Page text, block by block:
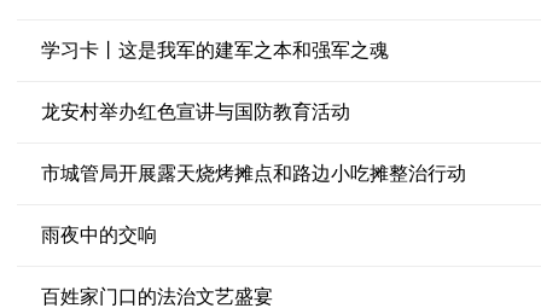
学习卡丨这是我军的建军之本和强军之魂
龙安村举办红色宣讲与国防教育活动
市城管局开展露天烧烤摊点和路边小吃摊整治行动
雨夜中的交响
百姓家门口的法治文艺盛宴